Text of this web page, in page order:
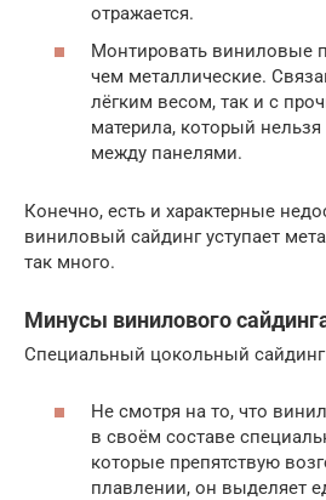
отражается.
Монтировать виниловые
чем металлические.
лёгким весом, так и с
материла, который
между панелями.
Конечно, есть и характерные
виниловый сайдинг уступает
так много.
Минусы винилового
Специальный цокольный сайдинг
Не смотря на то, что
в своём составе
которые препятствую
плавлении, он выделяет